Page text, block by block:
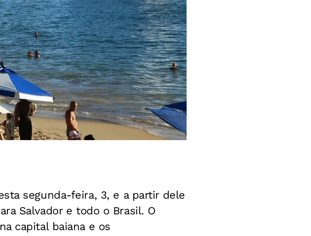
segunda-feira, 3, e a partir dele
Salvador e todo o Brasil. O
capital baiana e os